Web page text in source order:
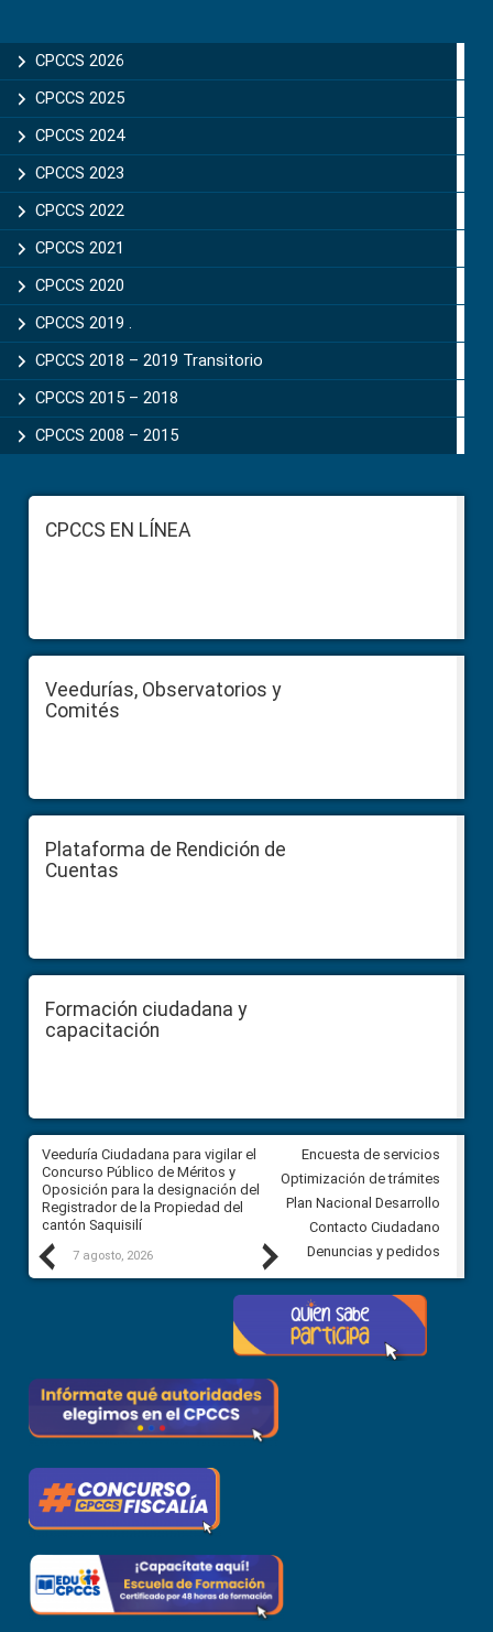
Sidebar
CPCCS 2026
CPCCS 2025
CPCCS 2024
CPCCS 2023
CPCCS 2022
CPCCS 2021
CPCCS 2020
CPCCS 2019 .
CPCCS 2018 – 2019 Transitorio
CPCCS 2015 – 2018
CPCCS 2008 – 2015
FooterCPCCS EN LÍNEA
Veedurías, Observatorios y
Comités
Plataforma de Rendición de
Cuentas
Formación ciudadana y
capacitación
Previous
Veeduría Ciudadana para vigilar el
Concurso Público de Méritos y
Oposición para la designación del
Registrador de la Propiedad del
cantón Saquisilí
7 agosto, 2026
Veeduría Ciudadana para
construcción del asfaltado de
diferentes barrios del sector
Ballenita del cantón Santa
7 agosto, 2026
Next
Encuesta de servicios
Optimización de trámites
Plan Nacional Desarrollo
Contacto Ciudadano
Denuncias y pedidos